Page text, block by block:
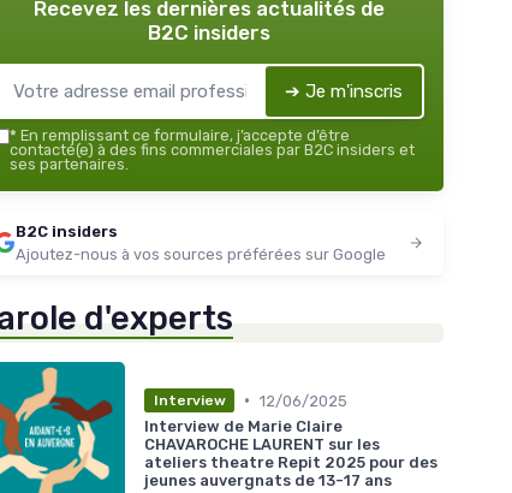
Recevez les dernières actualités de
B2C insiders
➔ Je m'inscris
* En remplissant ce formulaire, j’accepte d’être
contacté(e) à des fins commerciales par B2C insiders et
ses partenaires.
B2C insiders
Ajoutez-nous à vos sources préférées sur Google
d'experts
Interview • 12/06/2025
Interview de Marie Claire
CHAVAROCHE LAURENT sur les
ateliers theatre Repit 2025 pour des
jeunes auvergnats de 13-17 ans